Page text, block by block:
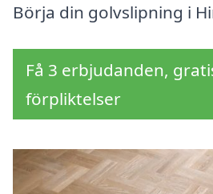
Börja din golvslipning i
Få 3 erbjudanden,
förpliktelser